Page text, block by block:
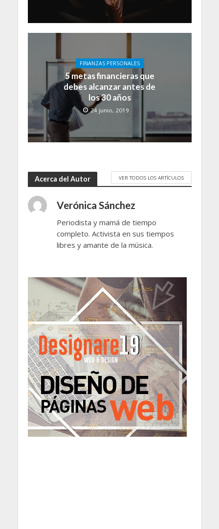
FINANZAS PERSONALES
5 metas financieras que
debes alcanzar antes de
los 30 años
24 junio, 2019
Acerca del Autor VER TODOS LOS ARTÍCULOS
Verónica Sánchez
Periodista y mamá de tiempo
completo. Activista en sus tiempos
libres y amante de la música.